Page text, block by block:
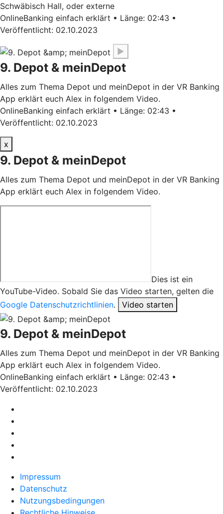
Schwäbisch Hall, oder externe
OnlineBanking einfach erklärt • Länge: 02:43 •
Veröffentlicht: 02.10.2023
▶
9. Depot & meinDepot
Alles zum Thema Depot und meinDepot in der VR Banking
App erklärt euch Alex in folgendem Video.
OnlineBanking einfach erklärt • Länge: 02:43 •
Veröffentlicht: 02.10.2023
x
9. Depot & meinDepot
Alles zum Thema Depot und meinDepot in der VR Banking
App erklärt euch Alex in folgendem Video.
Dies ist ein
YouTube-Video. Sobald Sie das Video starten, gelten die
Google Datenschutzrichtlinien. Video starten
9. Depot & meinDepot
Alles zum Thema Depot und meinDepot in der VR Banking
App erklärt euch Alex in folgendem Video.
OnlineBanking einfach erklärt • Länge: 02:43 •
Veröffentlicht: 02.10.2023
Impressum
Datenschutz
Nutzungsbedingungen